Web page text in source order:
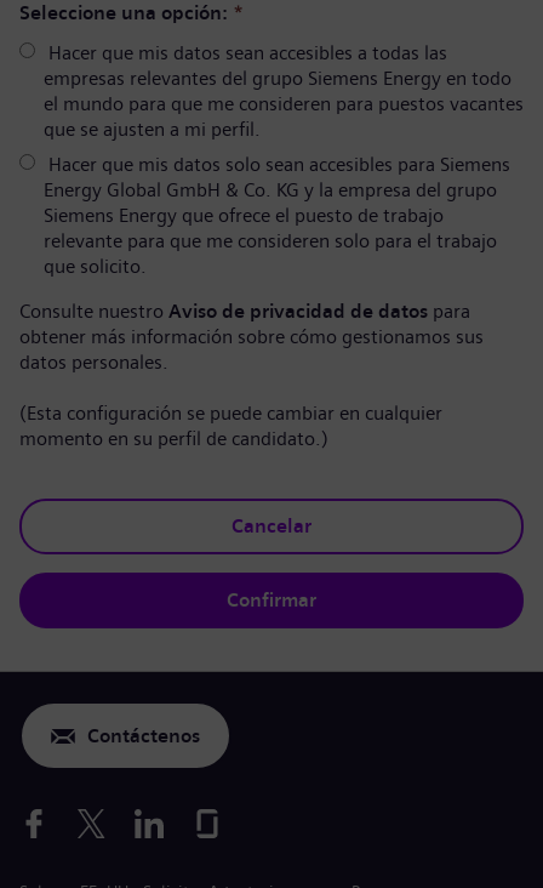
Seleccione una opción: *
Hacer que mis datos sean accesibles a todas las
empresas relevantes del grupo Siemens Energy en todo
el mundo para que me consideren para puestos vacantes
que se ajusten a mi perfil.
Hacer que mis datos solo sean accesibles para Siemens
Energy Global GmbH & Co. KG y la empresa del grupo
Siemens Energy que ofrece el puesto de trabajo
relevante para que me consideren solo para el trabajo
que solicito.
Consulte nuestro Aviso de privacidad de datos para
obtener más información sobre cómo gestionamos sus
datos personales.
(Esta configuración se puede cambiar en cualquier
momento en su perfil de candidato.)
Cancelar
Confirmar
Contáctenos